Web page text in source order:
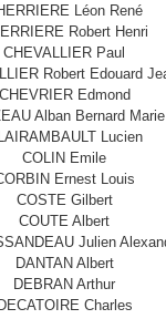
Léon René
Robert Henri
CHEVALLIER Paul
Robert Edouard
CHEVRIER Edmond
Alban Bernard Marie
Lucien
COLIN Emile
Ernest Louis
COSTE Gilbert
COUTE Albert
Julien
DANTAN Albert
DEBRAN Arthur
DECATOIRE Charles